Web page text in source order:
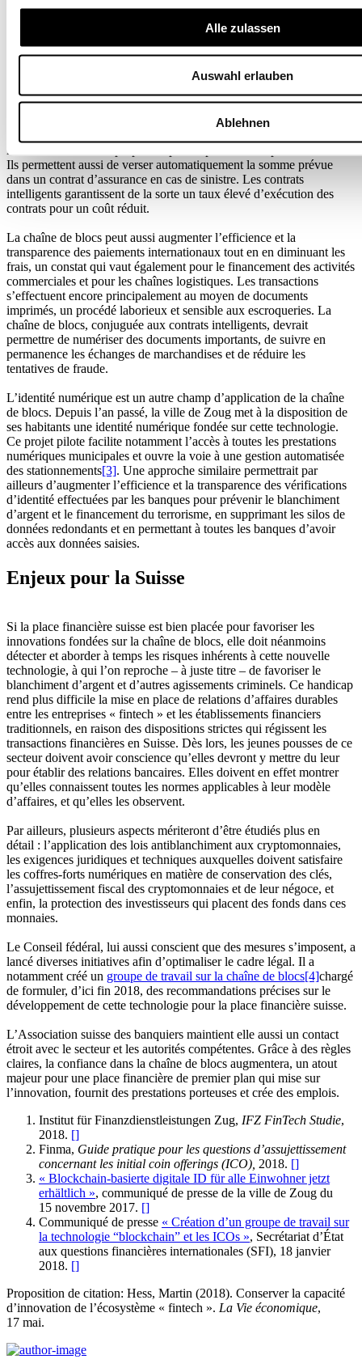
Alle zulassen
Auswahl erlauben
Ablehnen
Des applications synonymes d’efficience
accrue
Autre application concrète de la chaîne de blocs, les contrats
intelligents exécutent automatiquement des dispositions
préalablement définies. Ils permettent par exemple de retenir durant
lors d’un transfert de propriété après le paiement du prix convenu.
Ils permettent aussi de verser automatiquement la somme prévue
dans un contrat d’assurance en cas de sinistre. Les contrats
intelligents garantissent de la sorte un taux élevé d’exécution des
contrats pour un coût réduit.
La chaîne de blocs peut aussi augmenter l’efficience et la
transparence des paiements internationaux tout en en diminuant les
frais, un constat qui vaut également pour le financement des activités
commerciales et pour les chaînes logistiques. Les transactions
s’effectuent encore principalement au moyen de documents
imprimés, un procédé laborieux et sensible aux escroqueries. La
chaîne de blocs, conjuguée aux contrats intelligents, devrait
permettre de numériser des documents importants, de suivre en
permanence les échanges de marchandises et de réduire les
tentatives de fraude.
L’identité numérique est un autre champ d’application de la chaîne
de blocs. Depuis l’an passé, la ville de Zoug met à la disposition de
ses habitants une identité numérique fondée sur cette technologie.
Ce projet pilote facilite notamment l’accès à toutes les prestations
numériques municipales et ouvre la voie à une gestion automatisée
des stationnements[3]. Une approche similaire permettrait par
ailleurs d’augmenter l’efficience et la transparence des vérifications
d’identité effectuées par les banques pour prévenir le blanchiment
d’argent et le financement du terrorisme, en supprimant les silos de
données redondants et en permettant à toutes les banques d’avoir
accès aux données saisies.
Enjeux pour la Suisse
Si la place financière suisse est bien placée pour favoriser les
innovations fondées sur la chaîne de blocs, elle doit néanmoins
détecter et aborder à temps les risques inhérents à cette nouvelle
technologie, à qui l’on reproche – à juste titre – de favoriser le
blanchiment d’argent et d’autres agissements criminels. Ce handicap
rend plus difficile la mise en place de relations d’affaires durables
entre les entreprises « fintech » et les établissements financiers
traditionnels, en raison des dispositions strictes qui régissent les
transactions financières en Suisse. Dès lors, les jeunes pousses de ce
secteur doivent avoir conscience qu’elles devront y mettre du leur
pour établir des relations bancaires. Elles doivent en effet montrer
qu’elles connaissent toutes les normes applicables à leur modèle
d’affaires, et qu’elles les observent.
Par ailleurs, plusieurs aspects mériteront d’être étudiés plus en
détail : l’application des lois antiblanchiment aux cryptomonnaies,
les exigences juridiques et techniques auxquelles doivent satisfaire
les coffres-forts numériques en matière de conservation des clés,
l’assujettissement fiscal des cryptomonnaies et de leur négoce, et
enfin, la protection des investisseurs qui placent des fonds dans ces
monnaies.
Le Conseil fédéral, lui aussi conscient que des mesures s’imposent, a
lancé diverses initiatives afin d’optimaliser le cadre légal. Il a
notamment créé un groupe de travail sur la chaîne de blocs[4]chargé
de formuler, d’ici fin 2018, des recommandations précises sur le
développement de cette technologie pour la place financière suisse.
L’Association suisse des banquiers maintient elle aussi un contact
étroit avec le secteur et les autorités compétentes. Grâce à des règles
claires, la confiance dans la chaîne de blocs augmentera, un atout
majeur pour une place financière de premier plan qui mise sur
l’innovation, fournit des prestations porteuses et crée des emplois.
Institut für Finanzdienstleistungen Zug, IFZ FinTech Studie,
2018. []
Finma, Guide pratique pour les questions d’assujettissement
concernant les initial coin offerings (ICO), 2018. []
« Blockchain-basierte digitale ID für alle Einwohner jetzt
erhältlich », communiqué de presse de la ville de Zoug du
15 novembre 2017. []
Communiqué de presse « Création d’un groupe de travail sur
la technologie “blockchain” et les ICOs », Secrétariat d’État
aux questions financières internationales (SFI), 18 janvier
2018. []
Proposition de citation: Hess, Martin (2018). Conserver la capacité
d’innovation de l’écosystème « fintech ». La Vie économique,
17 mai.